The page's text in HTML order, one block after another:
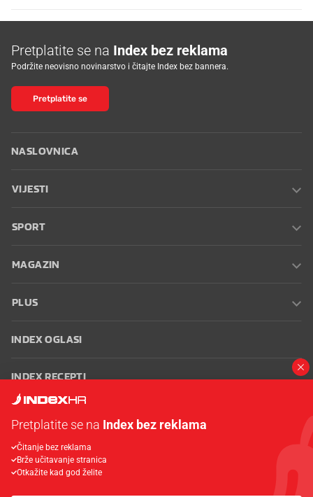
Pretplatite se na Index bez reklama
Podržite neovisno novinarstvo i čitajte Index bez bannera.
Pretplatite se
NASLOVNICA
VIJESTI
SPORT
MAGAZIN
PLUS
INDEX OGLASI
INDEX RECEPTI
Oglašavanje Zaposli se na Indexu
korištenja
Postavke kolačića
Pretplatite se na Index bez reklama
Čitanje bez reklama
Brže učitavanje stranica
Otkažite kad god želite